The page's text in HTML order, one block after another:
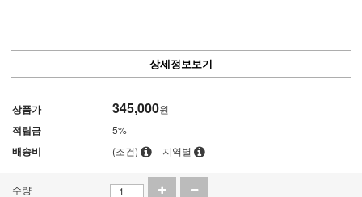
상세정보보기
상품가 345,000원
적립금 5%
배송비 (조건) 지역별
수량